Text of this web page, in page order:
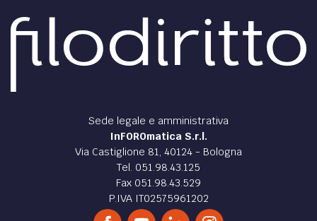
Sede legale e amministrativa
InFOROmatica S.r.l.
Via Castiglione 81, 40124 - Bologna
Tel. 051.98.43.125
Fax 051.98.43.529
P.IVA IT02575961202